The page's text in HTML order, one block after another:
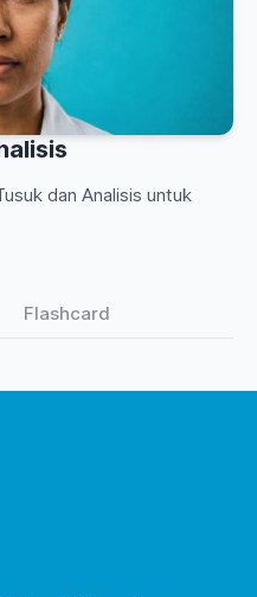
dan Analisis untuk
Flashcard